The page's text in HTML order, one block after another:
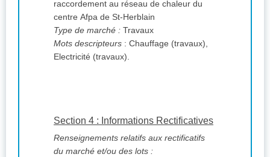
raccordement au réseau de chaleur du
centre Afpa de St-Herblain
Type de marché : Travaux
Mots descripteurs : Chauffage (travaux),
Electricité (travaux).
Section 4 : Informations Rectificatives
Renseignements relatifs aux rectificatifs
du marché et/ou des lots :